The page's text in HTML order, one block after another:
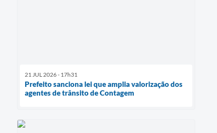
21 JUL 2026 - 17h31
Prefeito sanciona lei que amplia valorização dos
agentes de trânsito de Contagem